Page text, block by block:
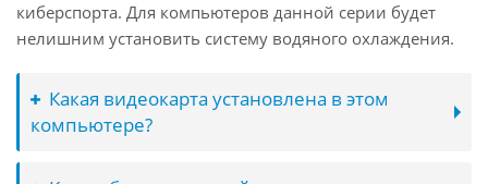
киберспорта. Для компьютеров данной серии будет
нелишним установить систему водяного охлаждения.
Какая видеокарта установлена в этом
компьютере?